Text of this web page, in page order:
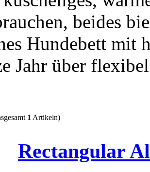
beides
Hundebett mit
Jahr über
1 Artikeln)
Rectangular